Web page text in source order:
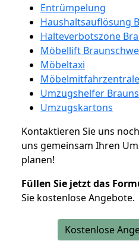
Entrümpelung
Haushaltsauflösung
Halteverbotszone
Möbellift
Möbeltaxi
Möbelmitfahrzentrale
Umzugshelfer
Umzugskartons
Kontaktieren Sie uns
uns gemeinsam Ihren
planen!
Füllen Sie jetzt das
Sie kostenlose Angebote.
Kostenlose